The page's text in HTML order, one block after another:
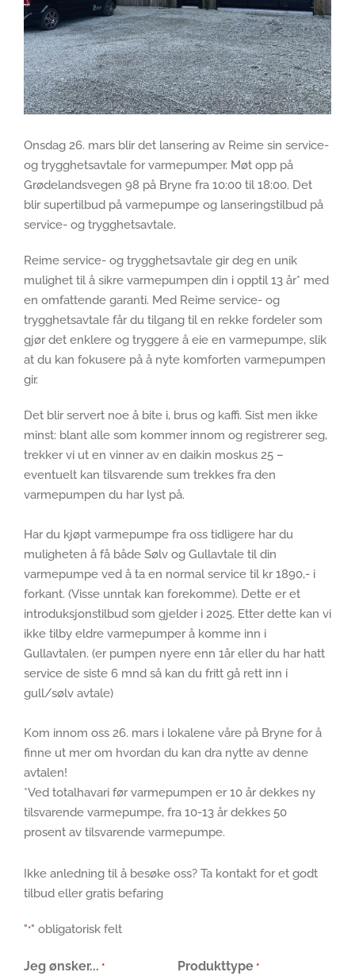
Onsdag 26. mars blir det lansering av Reime sin service-
og trygghetsavtale for varmepumper. Møt opp på
Grødelandsvegen 98 på Bryne fra 10:00 til 18:00. Det
blir supertilbud på varmepumpe og lanseringstilbud på
service- og trygghetsavtale.
Reime service- og trygghetsavtale gir deg en unik
mulighet til å sikre varmepumpen din i opptil 13 år* med
en omfattende garanti. Med Reime service- og
trygghetsavtale får du tilgang til en rekke fordeler som
gjør det enklere og tryggere å eie en varmepumpe, slik
at du kan fokusere på å nyte komforten varmepumpen
gir.
Det blir servert noe å bite i, brus og kaffi. Sist men ikke
minst: blant alle som kommer innom og registrerer seg,
trekker vi ut en vinner av en daikin moskus 25 –
eventuelt kan tilsvarende sum trekkes fra den
varmepumpen du har lyst på.
Har du kjøpt varmepumpe fra oss tidligere har du
muligheten å få både Sølv og Gullavtale til din
varmepumpe ved å ta en normal service til kr 1890,- i
forkant. (Visse unntak kan forekomme). Dette er et
introduksjonstilbud som gjelder i 2025. Etter dette kan vi
ikke tilby eldre varmepumper å komme inn i
Gullavtalen. (er pumpen nyere enn 1år eller du har hatt
service de siste 6 mnd så kan du fritt gå rett inn i
gull/sølv avtale)
Kom innom oss 26. mars i lokalene våre på Bryne for å
finne ut mer om hvordan du kan dra nytte av denne
avtalen!
*Ved totalhavari før varmepumpen er 10 år dekkes ny
tilsvarende varmepumpe, fra 10-13 år dekkes 50
prosent av tilsvarende varmepumpe.
Ikke anledning til å besøke oss? Ta kontakt for et godt
tilbud eller gratis befaring
"*" obligatorisk felt
Jeg ønsker... * Produkttype *